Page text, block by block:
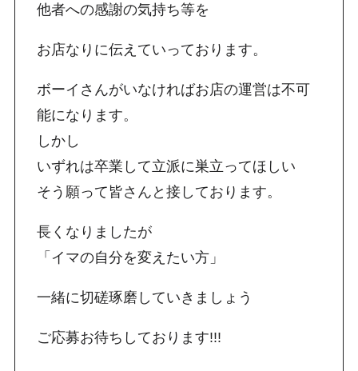
他者への感謝の気持ち等を
お店なりに伝えていっております。
ボーイさんがいなければお店の運営は不可
能になります。
しかし
いずれは卒業して立派に巣立ってほしい
そう願って皆さんと接しております。
長くなりましたが
「イマの自分を変えたい方」
一緒に切磋琢磨していきましょう
ご応募お待ちしております!!!